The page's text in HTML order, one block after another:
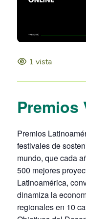
1 vista
Premios
Premios
festivales de
mundo, que cada
500 mejores
Latinoamérica,
dinamiza la
regionales en 10